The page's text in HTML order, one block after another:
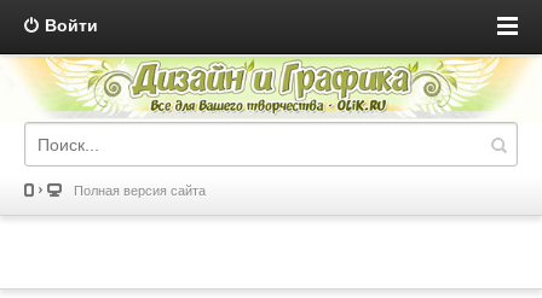
Войти
Полная версия сайта